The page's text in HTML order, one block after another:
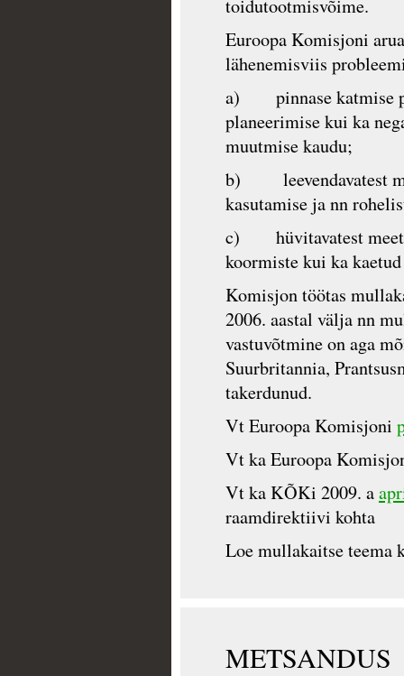
toidutootmisvõime.
Euroopa Komisjoni
lähenemisviis
a) pinnase katmise
planeerimise kui ka
muutmise kaudu;
b) leevendavatest
kasutamise ja nn
c) hüvitavatest
koormiste kui ka
Komisjon töötas
2006. aastal välja nn
vastuvõtmine on aga
Suurbritannia,
takerdunud.
Vt Euroopa Komisjoni
Vt ka Euroopa
Vt ka KÕKi 2009. a
raamdirektiivi kohta
Loe mullakaitse teema
METSANDUS